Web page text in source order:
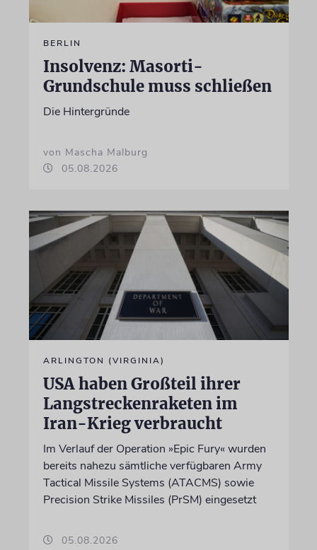
BERLIN
Insolvenz: Masorti-
Grundschule muss schließen
Die Hintergründe
von Mascha Malburg
05.08.2026
ARLINGTON (VIRGINIA)
USA haben Großteil ihrer
Langstreckenraketen im
Iran-Krieg verbraucht
Im Verlauf der Operation »Epic Fury« wurden
bereits nahezu sämtliche verfügbaren Army
Tactical Missile Systems (ATACMS) sowie
Precision Strike Missiles (PrSM) eingesetzt
05.08.2026